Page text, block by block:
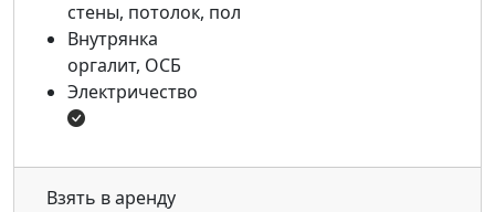
стены, потолок, пол
Внутрянка
оргалит, ОСБ
Электричество
Взять в аренду